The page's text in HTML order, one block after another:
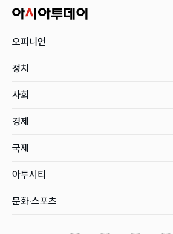
오피니언
정치
사회
경제
국제
아투시티
문화·스포츠